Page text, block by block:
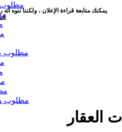
مطلوب
مطلوب
يمكنك متابعة قراءة الإعلان ، ولكننا ننوه
أنه غير متاح الآن وهذا فقط تنبيه من الموقع.
العقار